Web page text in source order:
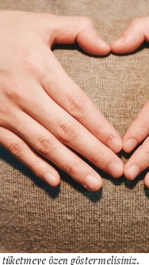
özen göstermelisiniz.